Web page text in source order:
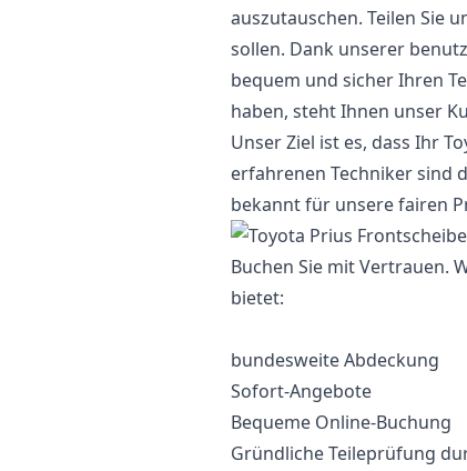
auszutauschen. Teilen Sie
sollen. Dank unserer
bequem und sicher Ihren
haben, steht Ihnen unser
Unser Ziel ist es, dass Ihr
erfahrenen Techniker sind
bekannt für unsere fairen
Buchen Sie mit Vertrauen.
bietet:
bundesweite Abdeckung
Sofort-Angebote
Bequeme Online-Buchung
Gründliche Teileprüfung